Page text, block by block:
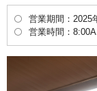
営業期間：2025
営業時間：